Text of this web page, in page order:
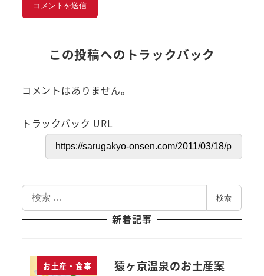
この投稿へのトラックバック
コメントはありません。
トラックバック URL
索
検索
新着記事
お土産・食事
猿ヶ京温泉のお土産案